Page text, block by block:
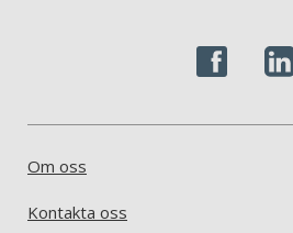
Om oss
Kontakta oss